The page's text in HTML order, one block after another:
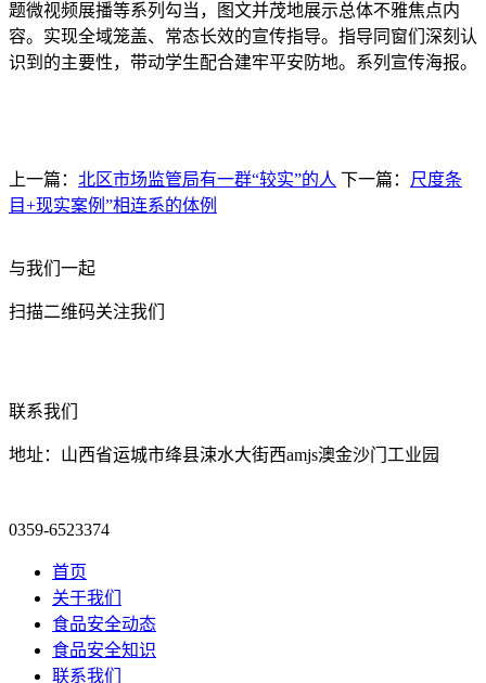
题微视频展播等系列勾当，图文并茂地展示总体不雅焦点内
容。实现全域笼盖、常态长效的宣传指导。指导同窗们深刻认
识到的主要性，带动学生配合建牢平安防地。系列宣传海报。
上一篇： 北区市场监管局有一群“较实”的人 下一篇：
尺度条
目+现实案例”相连系的体例
与我们一起
扫描二维码关注我们
联系我们
地址：山西省运城市绛县涑水大街西amjs澳金沙门工业园
0359-6523374
首页
关于我们
食品安全动态
食品安全知识
联系我们